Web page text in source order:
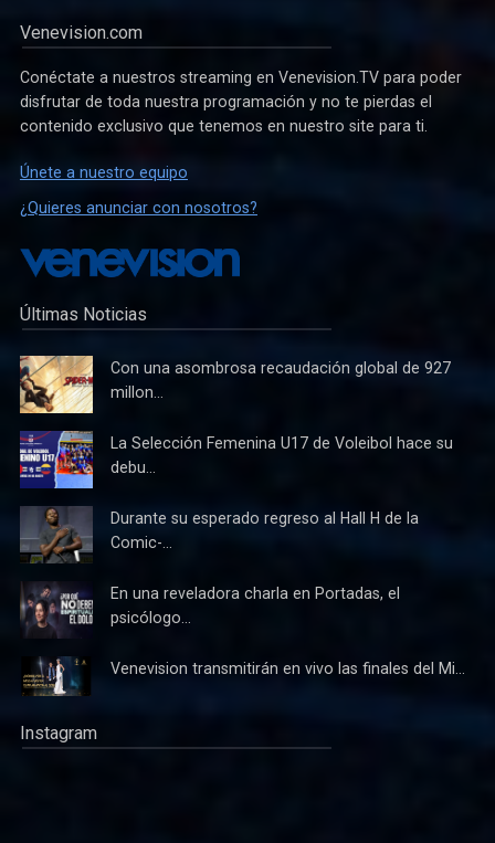
Venevision.com
Conéctate a nuestros streaming en Venevision.TV para poder
disfrutar de toda nuestra programación y no te pierdas el
contenido exclusivo que tenemos en nuestro site para ti.
Únete a nuestro equipo
¿Quieres anunciar con nosotros?
Últimas Noticias
Con una asombrosa recaudación global de 927
millon...
La Selección Femenina U17 de Voleibol hace su
debu...
Durante su esperado regreso al Hall H de la
Comic-...
En una reveladora charla en Portadas, el
psicólogo...
Venevision transmitirán en vivo las finales del Mi...
Instagram